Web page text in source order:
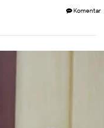
Komentar